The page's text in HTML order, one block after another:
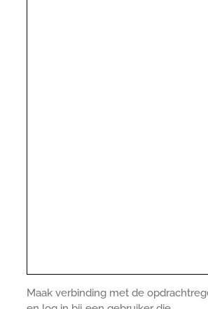
Maak verbinding met de